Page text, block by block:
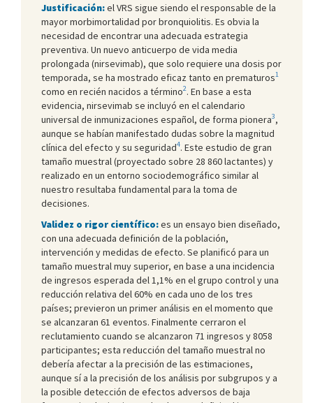
Justificación:el VRS sigue siendo el responsable de la
mayor morbimortalidad por bronquiolitis. Es obvia la
necesidad de encontrar una adecuada estrategia
preventiva. Un nuevo anticuerpo de vida media
prolongada (nirsevimab), que solo requiere una dosis por
temporada, se ha mostrado eficaz tanto en prematuros1
como en recién nacidos a término2. En base a esta
evidencia, nirsevimab se incluyó en el calendario
universal de inmunizaciones español, de forma pionera3,
aunque se habían manifestado dudas sobre la magnitud
clínica del efecto y su seguridad4. Este estudio de gran
tamaño muestral (proyectado sobre 28 860 lactantes) y
realizado en un entorno sociodemográfico similar al
nuestro resultaba fundamental para la toma de
decisiones.
Validez o rigor científico:es un ensayo bien diseñado,
con una adecuada definición de la población,
intervención y medidas de efecto. Se planificó para un
tamaño muestral muy superior, en base a una incidencia
de ingresos esperada del 1,1% en el grupo control y una
reducción relativa del 60% en cada uno de los tres
países; previeron un primer análisis en el momento que
se alcanzaran 61 eventos. Finalmente cerraron el
reclutamiento cuando se alcanzaron 71 ingresos y 8058
participantes; esta reducción del tamaño muestral no
debería afectar a la precisión de las estimaciones,
aunque sí a la precisión de los análisis por subgrupos y a
la posible detección de efectos adversos de baja